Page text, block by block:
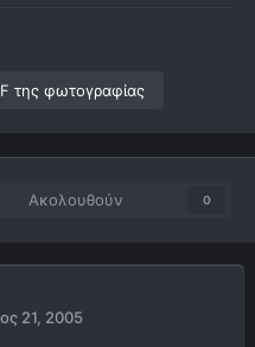
της φωτογραφίας
Ακολουθούν 0
21, 2005